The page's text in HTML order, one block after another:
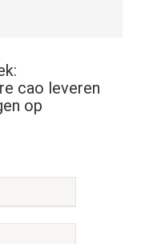
cao leveren
op